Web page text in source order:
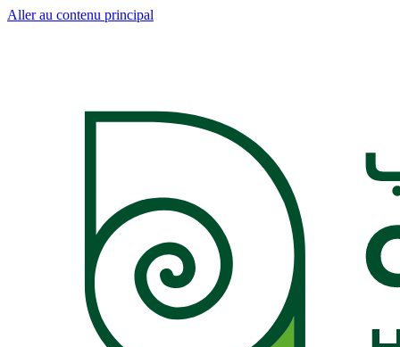
Aller au contenu principal